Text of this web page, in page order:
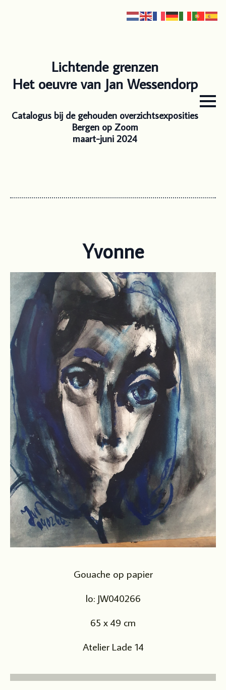
Lichtende grenzen
Het oeuvre van Jan Wessendorp
Catalogus bij de gehouden overzichtsexposities
Bergen op Zoom
maart-juni 2024
Yvonne
Gouache op papier
lo: JW040266
65 x 49 cm
Atelier Lade 14